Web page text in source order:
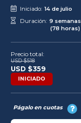
Iniciado: 14 de julio
Duración: 9 semanas
(78 horas)
Precio total:
USD $518
Original
price
was:
USD
$518.
USD $359
price
is:
USD
$359.
INICIADO
Págalo en cuotas